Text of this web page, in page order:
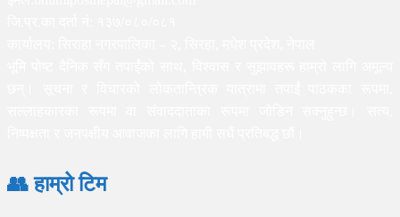
👥 हाम्रो टिम